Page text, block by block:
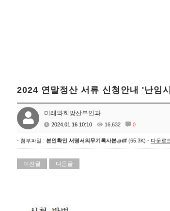
2024 연말정산 서류 신청안내 '난임
미래와희망산부인과
2024.01.16 10:10 16,632 0
- 첨부파일 : 본인확인 서명서의무기록사본.pdf (65.3K) - 다운로
이전글 다음글